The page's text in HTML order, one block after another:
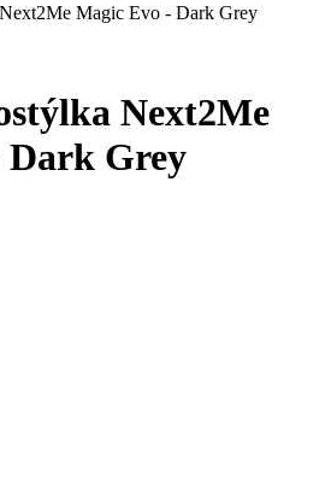
Magic Evo - Dark Grey
Next2Me
Dark Grey